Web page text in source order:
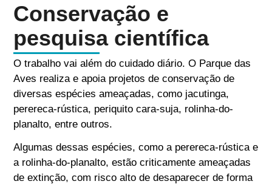
Conservação e
pesquisa científica
O trabalho vai além do cuidado diário. O Parque das
Aves realiza e apoia projetos de conservação de
diversas espécies ameaçadas, como jacutinga,
perereca-rústica, periquito cara-suja, rolinha-do-
planalto, entre outros.
Algumas dessas espécies, como a perereca-rústica e
a rolinha-do-planalto, estão criticamente ameaçadas
de extinção, com risco alto de desaparecer de forma